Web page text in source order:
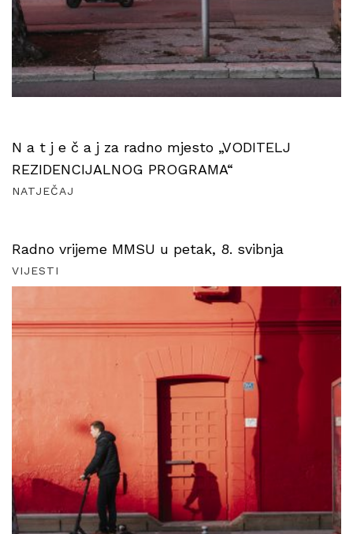
N a t j e č a j za radno mjesto „VODITELJ
REZIDENCIJALNOG PROGRAMA“
NATJEČAJ
Radno vrijeme MMSU u petak, 8. svibnja
VIJESTI